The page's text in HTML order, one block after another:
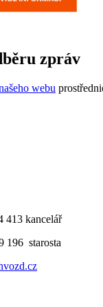
zpráv
webu
413 kancelář
starosta